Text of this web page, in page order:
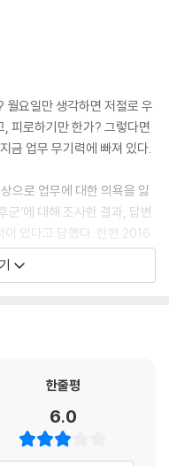
양까지
새
/ p.98)
지기보다는 ‘지금 훌륭한 작
레기를 만들면서 무기력하다
때 나타난다.
동안은 절대 일을 잘해내기
졌다 하더라도 이후에 누군
능감이 훼손되고 무기력해질
기력을 낳는다. 그래서 거듭
그 일이 회사 일이라 할지라
중에서/ p.177)
국은 업무 무기력까지 호소하
(…) 이런 사람에게는 자존감
거나 회피하는 사람은 자존감
어져 있을 수 있다. 그래서 일
월요일만 생각하면 저절로 우
피로하기만 한가? 그렇다면
금 업무 무기력에 빠져 있다.
으로 업무에 대한 의욕을 잃
군’에 대해 조사한 결과, 답변
이 있다고 답했다. 한편 2016
원의 1년 이내 퇴사율이 약
1년 안에 퇴사한다는 이야기
지 못한 채 회사를 그만두면
한줄평
6.0